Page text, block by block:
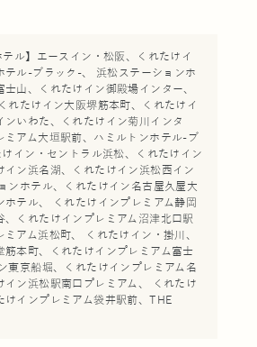
テル】エースイン・松阪、くれたけイ
テル-ブラック-、 浜松ステーションホ
山、くれたけイン御殿場インター、
れたけイン大阪堺筋本町、くれたけイ
ンいわた、くれたけイン菊川インタ
ミアム大垣駅前、ハミルトンホテル-ブ
イン・セントラル浜松、くれたけイン
イン浜名湖、くれたけイン浜松西イン
ンホテル、くれたけイン名古屋久屋大
テル、 くれたけインプレミアム静岡
、くれたけインプレミアム沼津北口駅
アム浜松町、 くれたけイン・掛川、
筋本町、くれたけインプレミアム富士
東京船堀、くれたけインプレミアム名
イン浜松駅南口プレミアム、 くれたけ
けインプレミアム袋井駅前、THE